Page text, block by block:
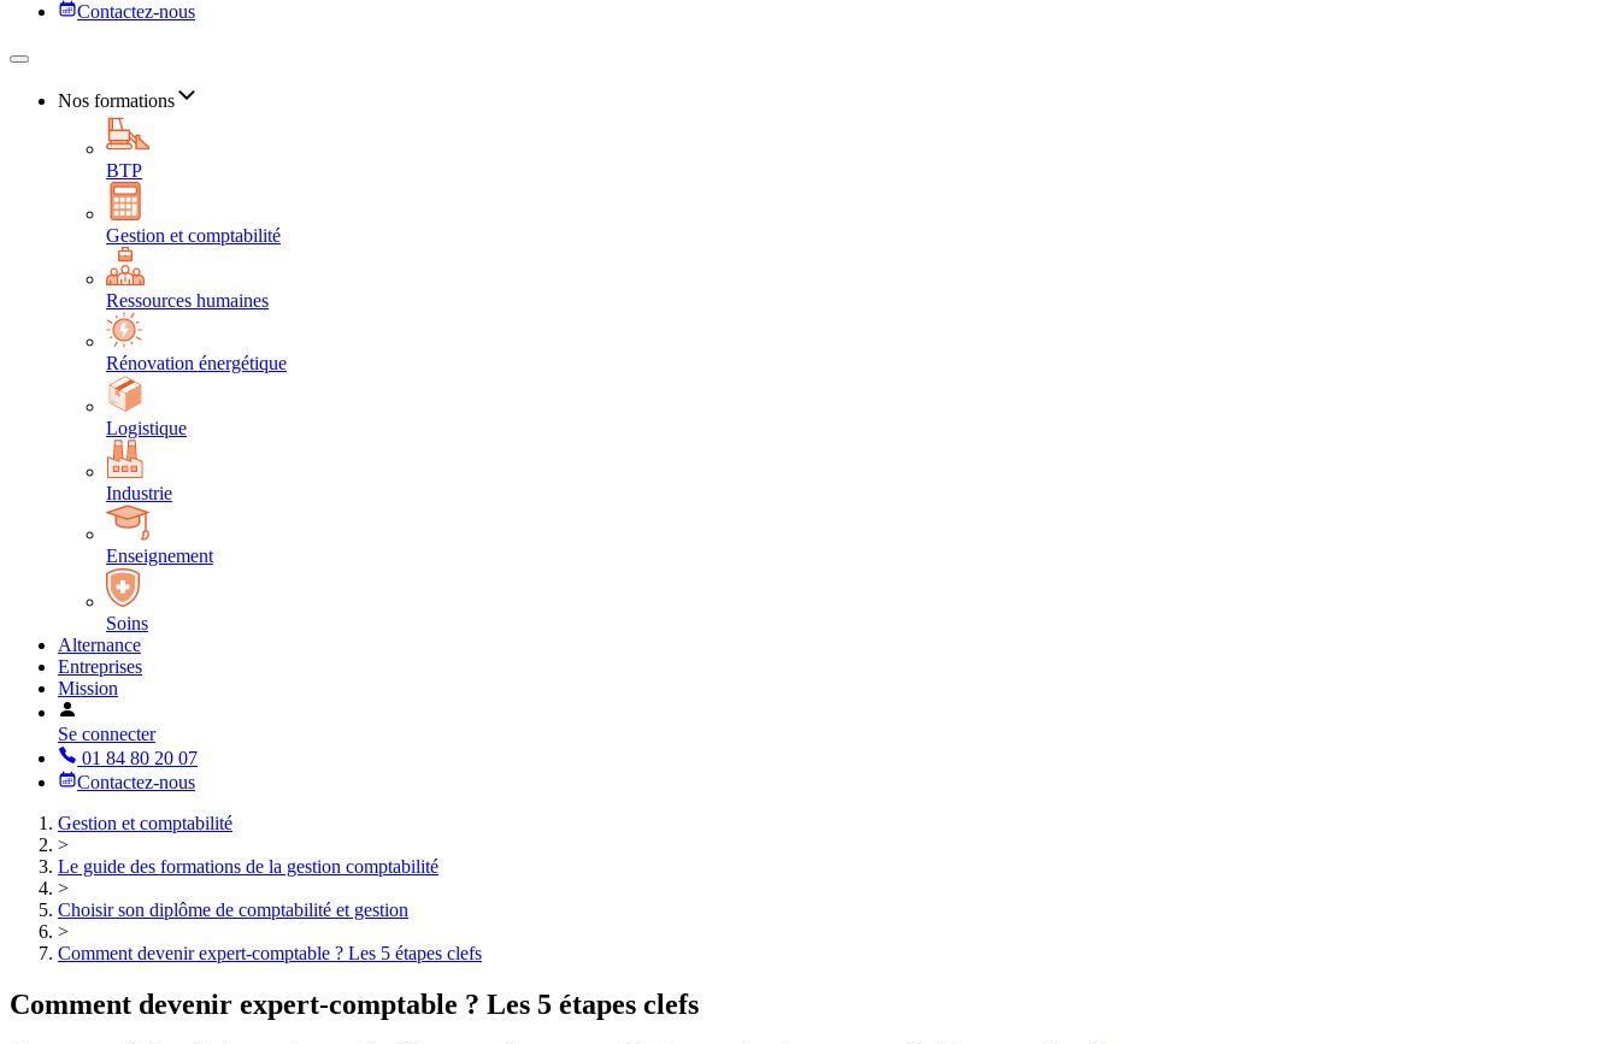
Contactez-nous
Nos formations
BTP
Gestion et comptabilité
Ressources humaines
Rénovation énergétique
Logistique
Industrie
Enseignement
Soins
Alternance
Entreprises
Mission
Se connecter
01 84 80 20 07
Contactez-nous
Gestion et comptabilité
>
Le guide des formations de la gestion comptabilité
>
Choisir son diplôme de comptabilité et gestion
>
Comment devenir expert-comptable ? Les 5 étapes clefs
Comment devenir expert-comptable ? Les 5 étapes clefs